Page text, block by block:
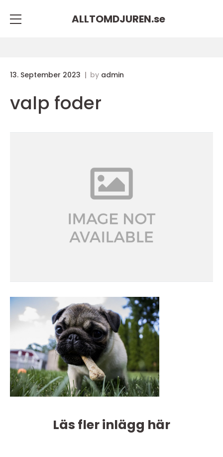
ALLTOMDJUREN.se
13. September 2023 by admin
valp foder
Läs fler inlägg här